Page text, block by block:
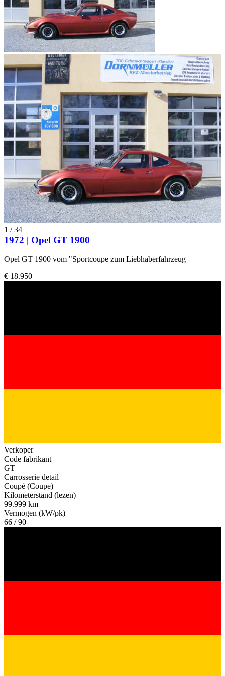
1 /34
1972 | Opel GT 1900
Opel GT 1900 vom "Sportcoupe zum Liebhaberfahrzeug
€ 18.950
Verkoper
Code fabrikant
GT
Carrosserie detail
Coupé (Coupe)
Kilometerstand (lezen)
99.999 km
Vermogen (kW/pk)
66 / 90